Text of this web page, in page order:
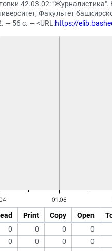
42.03.02:
Факультет
— 56 с. — <URL:https://
Print Copy Open
0 0 0 0
0 0 0 0